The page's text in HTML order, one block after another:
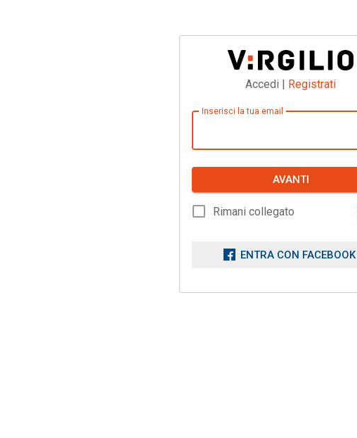
Accedi | Registrati
Inserisci la tua email
AVANTI
Rimani collegato
ENTRA CON FACEBOOK